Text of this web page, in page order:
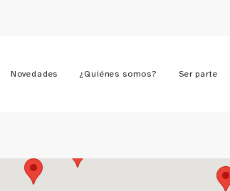
Novedades ¿Quiénes somos? Ser parte